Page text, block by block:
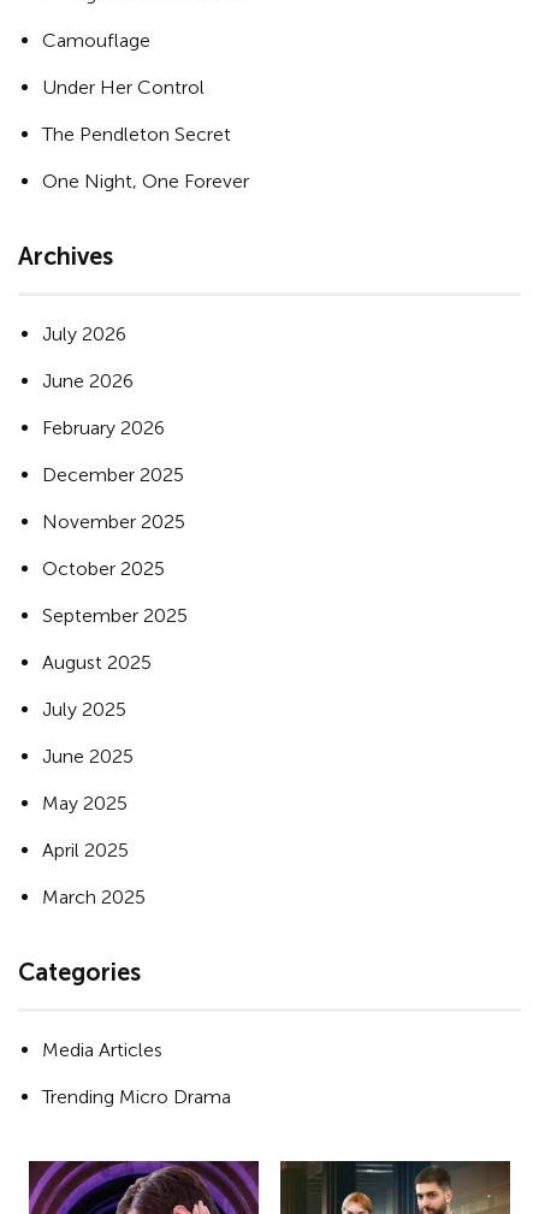
Camouflage
Under Her Control
The Pendleton Secret
One Night, One Forever
Archives
July 2026
June 2026
February 2026
December 2025
November 2025
October 2025
September 2025
August 2025
July 2025
June 2025
May 2025
April 2025
March 2025
Categories
Media Articles
Trending Micro Drama